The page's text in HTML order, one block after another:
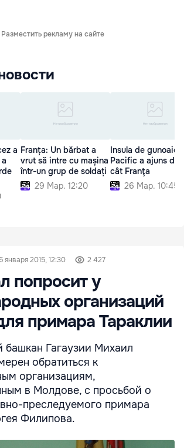
Разместить рекламу на сайте
a Franța: Un bărbat a
vrut să intre cu mașina
într-un grup de soldați
29 Мар. 12:20
Insula de gunoaie
Pacific a ajuns de
cât Franţa
26 Мар. 10:45
января 2015, 12:30 2 427
попросит у
организаций
примара Тараклии
Гагаузии Михаил
обратиться к
организациям,
в Молдове, с просьбой о
преследуемого примара
Филипова.